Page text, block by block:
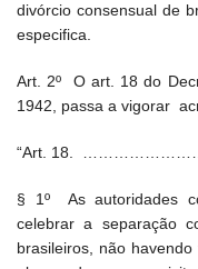
divórcio consensual de
especifica.
Art. 2º O art. 18 do
1942, passa a vigorar
“Art. 18.
§ 1º As autoridades
celebrar a separação
brasileiros, não